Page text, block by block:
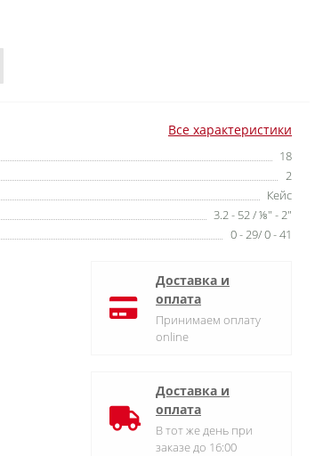
Все характеристики
18
2
Кейс
3.2 - 52 / ⅛″ - 2″
0 - 29/ 0 - 41
Доставка и
оплата
Принимаем оплату
online
Доставка и
оплата
В тот же день при
заказе до 16:00